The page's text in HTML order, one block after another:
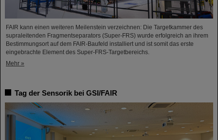
FAIR kann einen weiteren Meilenstein verzeichnen: Die Targetkammer des
supraleitenden Fragmentseparators (Super-FRS) wurde erfolgreich an ihrem
Bestimmungsort auf dem FAIR-Baufeld installiert und ist somit das erste
eingebrachte Element des Super-FRS-Targetbereichs.
Mehr »
Tag der Sensorik bei GSI/FAIR